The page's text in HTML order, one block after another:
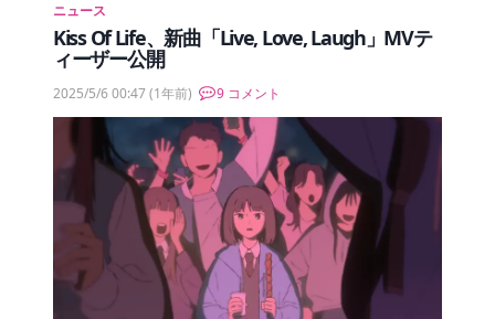
ニュース
Kiss Of Life、新曲「Live, Love, Laugh」MVテ
ィーザー公開
2025/5/6 00:47(1年前) 9 コメント